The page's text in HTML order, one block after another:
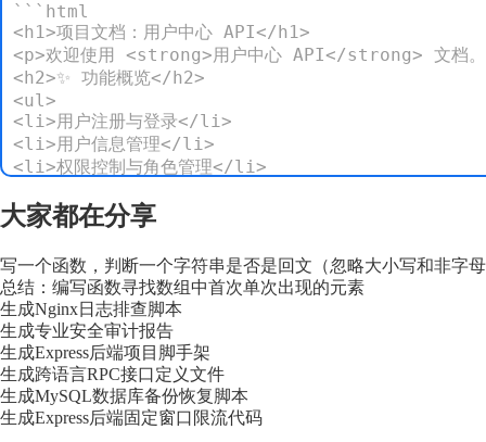
```html
<h1>项目文档：用户中心 API</h1>
<p>欢迎使用 <strong>用户中心 API</strong> 文档。
<h2>✨ 功能概览</h2>
<ul>
<li>用户注册与登录</li>
<li>用户信息管理</li>
<li>权限控制与角色管理</li>
<h2>🧩 接口示例</h2>
<h3>🔐 登录接口</h3>
<p><strong>URL</strong>：POST /api/v1/
<p><strong>参数说明</strong>:</p>
<table>
<thead>
<tr><th>参数名</th><th>类型</th><th>必填</
</thead>
<tbody>
<tr><td>username</td><td>string</td><td>是
<tr><td>password</td><td>string</td><td>是</
大家都在分享
写一个函数，判断一个字符串是否是回文（忽略大小写和非字
总结：编写函数寻找数组中首次单次出现的元素
生成Nginx日志排查脚本
生成专业安全审计报告
生成Express后端项目脚手架
生成跨语言RPC接口定义文件
生成MySQL数据库备份恢复脚本
生成Express后端固定窗口限流代码